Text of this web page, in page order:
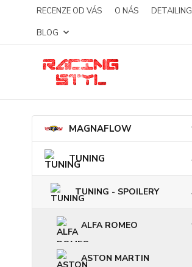
RECENZE OD VÁS O NÁS DETAILING
BLOG
MAGNAFLOW
TUNING
TUNING - SPOILERY
ALFA ROMEO
ASTON MARTIN